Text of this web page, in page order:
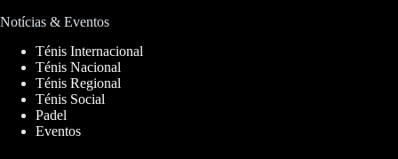
Notícias & Eventos
Ténis Internacional
Ténis Nacional
Ténis Regional
Ténis Social
Padel
Eventos